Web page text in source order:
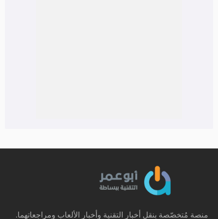
منصة مُتخصّصة بنقل أخبار التقنية وأخبار الألعاب ومراجعاتهما.